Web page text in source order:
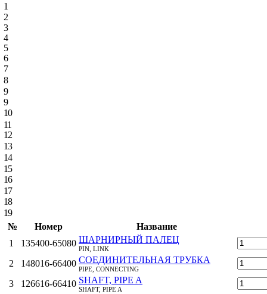
1
2
3
4
5
6
7
8
9
9
10
11
12
13
14
15
16
17
18
19
№
Номер
Название
1
135400-65080 ШАРНИРНЫЙ ПАЛЕЦ
PIN, LINK
2 148016-66400 СОЕДИНИТЕЛЬНАЯ ТРУБКА
PIPE, CONNECTING
3 126616-66410 SHAFT, PIPE A
SHAFT, PIPE A